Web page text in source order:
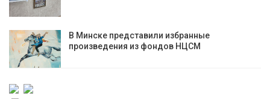
В Минске представили избранные
произведения из фондов НЦСМ